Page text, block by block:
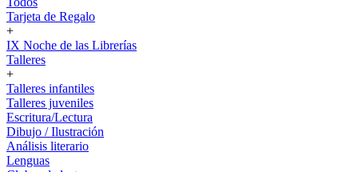
Tarjeta de Regalo
+
IX Noche de las Librerías
Talleres
+
Talleres infantiles
Talleres juveniles
Escritura/Lectura
Dibujo / Ilustración
Análisis literario
Lenguas